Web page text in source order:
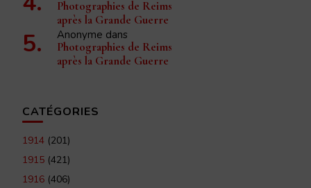
Photographies de Reims
après la Grande Guerre
Anonyme dans
Photographies de Reims
après la Grande Guerre
CATÉGORIES
1914 (201)
1915 (421)
1916 (406)